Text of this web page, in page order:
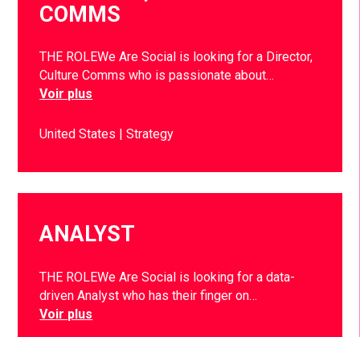
COMMS
THE ROLEWe Are Social is looking for a Director,
Culture Comms who is passionate about…
Voir plus
United States Strategy
ANALYST
THE ROLEWe Are Social is looking for a data-
driven Analyst who has their finger on…
Voir plus